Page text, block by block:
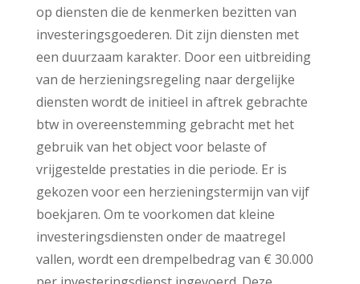
op diensten die de kenmerken bezitten van
investeringsgoederen. Dit zijn diensten met
een duurzaam karakter. Door een uitbreiding
van de herzieningsregeling naar dergelijke
diensten wordt de initieel in aftrek gebrachte
btw in overeenstemming gebracht met het
gebruik van het object voor belaste of
vrijgestelde prestaties in die periode. Er is
gekozen voor een herzieningstermijn van vijf
boekjaren. Om te voorkomen dat kleine
investeringsdiensten onder de maatregel
vallen, wordt een drempelbedrag van € 30.000